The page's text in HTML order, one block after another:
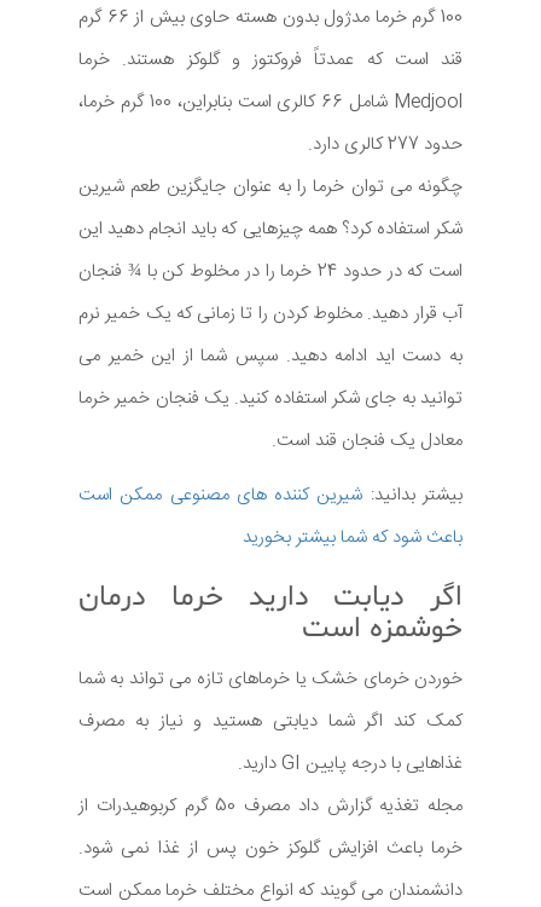
100 گرم خرما مدژول بدون هسته حاوی بیش از 66 گرم
قند است که عمدتاً فروکتوز و گلوکز هستند. خرما
Medjool شامل 66 کالری است بنابراین، 100 گرم خرما،
حدود 277 کالری دارد.
چگونه می توان خرما را به عنوان جایگزین طعم شیرین
شکر استفاده کرد؟ همه چیزهایی که باید انجام دهید این
است که در حدود 24 خرما را در مخلوط کن با ¾ فنجان
آب قرار دهید. مخلوط کردن را تا زمانی که یک خمیر نرم
به دست اید ادامه دهید. سپس شما از این خمیر می
توانید به جای شکر استفاده کنید. یک فنجان خمیر خرما
معادل یک فنجان قند است.
بیشتر بدانید: شیرین کننده های مصنوعی ممکن است
باعث شود که شما بیشتر بخورید
اگر دیابت دارید خرما درمان
خوشمزه است
خوردن خرمای خشک یا خرماهای تازه می تواند به شما
کمک کند اگر شما دیابتی هستید و نیاز به مصرف
غذاهایی با درجه پایین GI دارید.
مجله تغذیه گزارش داد مصرف 50 گرم کربوهیدرات از
خرما باعث افزایش گلوکز خون پس از غذا نمی شود.
دانشمندان می گویند که انواع مختلف خرما ممکن است